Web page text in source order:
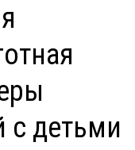
с детьми